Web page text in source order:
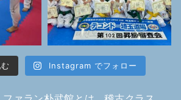
Instagram でフォロー